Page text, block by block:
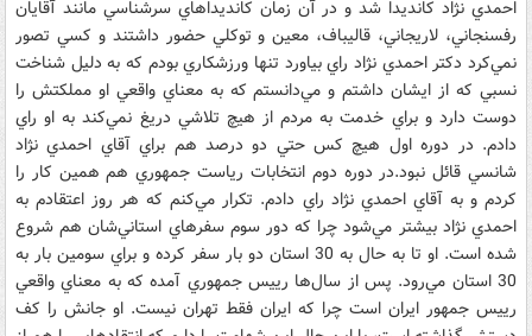
احمدي نژاد کانديدا شد و در آن زمان کانديداهاي سرشناسي مانند آقايان
رفسنجاني، لاريجاني، قاليباف، معين و توکلي حضور داشتند و کسي تصور
نمي‌کرد دکتر احمدي نژاد راي بياورد تنها ورزشکاري بودم که به دليل شناخت
نسبي که از ايشان داشتم و مي‌دانستم که به معناي واقعي او مملکتش را
دوست دارد و براي خدمت به مردم از هيچ تلاشي دريغ نمي‌کند به او راي
دادم. در دوره اول هيچ کس حتي دو درصد هم براي آقاي احمدي نژاد
شانسي قائل نبود.در دوره دوم انتخابات رياست جمهوري هم همين کار را
کردم و به آقاي احمدي نژاد راي دادم. تکرار مي‌کنم که هر روز اعتقادم به
احمدي نژاد بيشتر مي‌شود چرا که دور سوم سفرهاي استاني‌شان هم شروع
شده است. او تا به حال به 30 استان دو بار سفر کرده و براي سومين بار به
30 استان مي‌رود. پس از سال‌ها رييس جمهوري آمده که به معناي واقعي
رييس جمهور ايران است چرا که ايران فقط تهران نيست. او جانش را کف